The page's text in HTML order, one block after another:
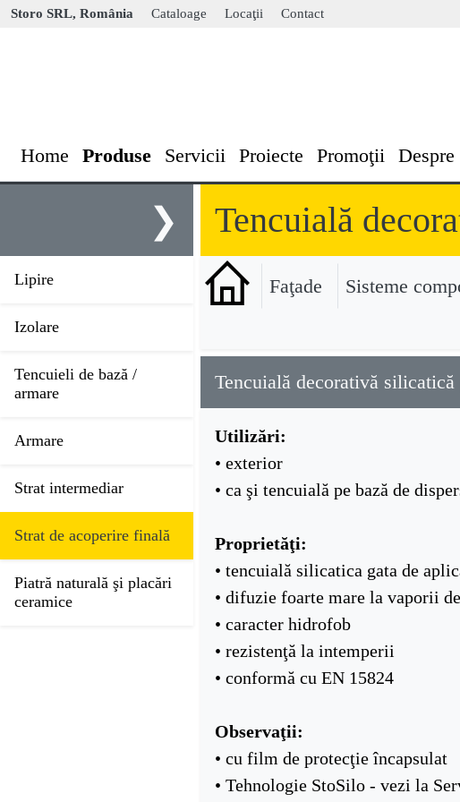
Storo SRL, România Cataloage Locaţii Contact
Home Produse Servicii Proiecte Promoţii Despre
❯
Lipire
Izolare
Tencuieli de bază /
armare
Armare
Strat intermediar
Strat de acoperire finală
Piatră naturală şi placări
ceramice
Tencuială
Faţade Sisteme
Tencuială decorativă silicatică
Utilizări:
• exterior
• ca şi tencuială pe bază de
Proprietăţi:
• tencuială silicatica gata de
• difuzie foarte mare la vaporii
• caracter hidrofob
• rezistenţă la intemperii
• conformă cu EN 15824
Observaţii:
• cu film de protecţie încapsulat
• Tehnologie StoSilo - vezi la